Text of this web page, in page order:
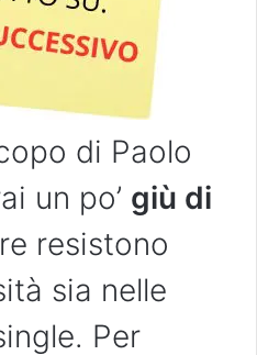
di Paolo
un po’ giù di
resistono
sia nelle
Per